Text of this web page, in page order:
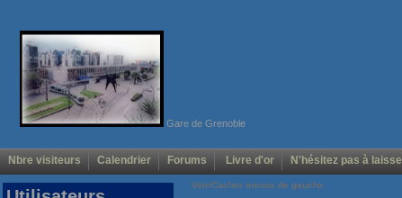
Gare de Grenoble
Nbre visiteurs Calendrier Forums Livre d'or N'hésitez pas à
Voir/Cacher menus de gauche